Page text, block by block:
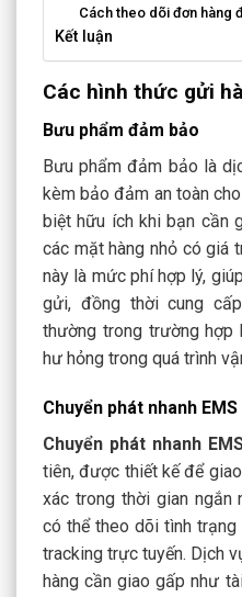
Cách theo dõi đơn hàng
Kết luận
Các hình thức gửi
Bưu phẩm đảm bảo
Bưu phẩm đảm bảo là
kèm bảo đảm an toàn
biệt hữu ích khi bạn cần
các mặt hàng nhỏ có giá
này là mức phí hợp lý,
gửi, đồng thời cung
thường trong trường
hư hỏng trong quá trình
Chuyển phát nhanh EMS
Chuyển phát nhanh
tiên, được thiết kế để
xác trong thời gian ngắn
có thể theo dõi tình trạng
tracking trực tuyến. Dịch
hàng cần giao gấp như